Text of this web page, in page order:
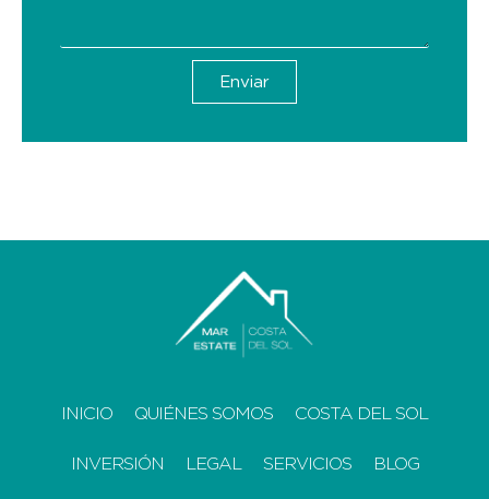
Enviar
INICIO QUIÉNES SOMOS COSTA DEL SOL
INVERSIÓN LEGAL SERVICIOS BLOG